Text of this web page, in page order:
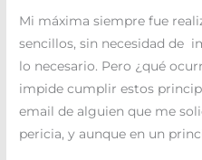
Mi máxima siempre fue
sencillos, sin necesidad de
lo necesario. Pero ¿qué
impide cumplir estos
email de alguien que me
pericia, y aunque en un